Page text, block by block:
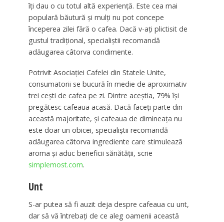
îţi dau o cu totul altă experienţă. Este cea mai
populară băutură şi mulţi nu pot concepe
începerea zilei fără o cafea. Dacă v-aţi plictisit de
gustul tradiţional, specialiştii recomandă
adăugarea câtorva condimente.
Potrivit Asociaţiei Cafelei din Statele Unite,
consumatorii se bucură în medie de aproximativ
trei ceşti de cafea pe zi. Dintre aceştia, 79% îşi
pregătesc cafeaua acasă. Dacă faceţi parte din
această majoritate, şi cafeaua de dimineaţa nu
este doar un obicei, specialiştii recomandă
adăugarea câtorva ingrediente care stimulează
aroma şi aduc beneficii sănătăţii, scrie
simplemost.com.
Unt
S-ar putea să fi auzit deja despre cafeaua cu unt,
dar să vă întrebaţi de ce aleg oamenii această